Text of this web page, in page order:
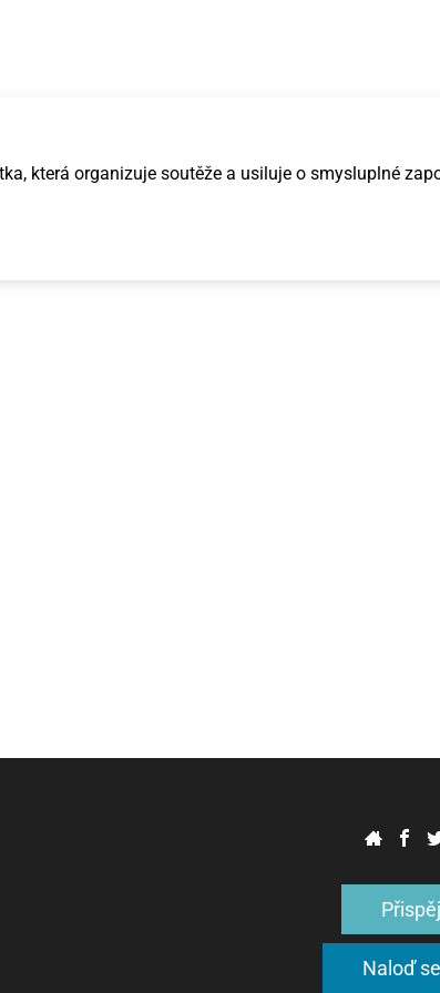
která organizuje soutěže a usiluje o smysluplné
Přispěj
Naloď se